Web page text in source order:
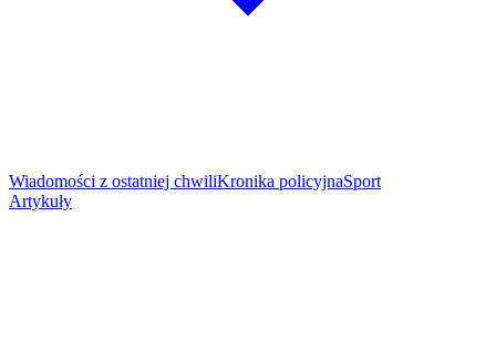
Wiadomości z ostatniej chwiliKronika policyjnaSport
Artykuły